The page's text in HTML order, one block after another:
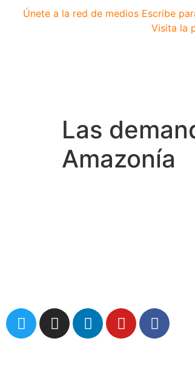
Únete a la red de medios Escribe
Visita la
Las
Amazonía